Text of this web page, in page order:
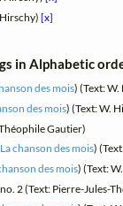
[x]
in Alphabetic
des mois) (Text:
des mois) (Text: W.
Gautier)
La chanson des mois)
des mois) (Text:
2 (Text: Pierre-Jules-